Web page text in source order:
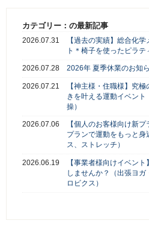
カテゴリー：の最新記事
2026.07.31
【過去の実績】総合化
ト＊椅子を使ったピラテ
2026.07.28 2026年 夏季休業のお知
2026.07.21
【神主様・住職様】究
きを叶える運動イベン
操）
2026.07.06
【個人のお客様向け新
プランで運動をもっと身
ス、ストレッチ）
2026.06.19
【事業者様向けイベン
しませんか？（出張ヨ
ロビクス）